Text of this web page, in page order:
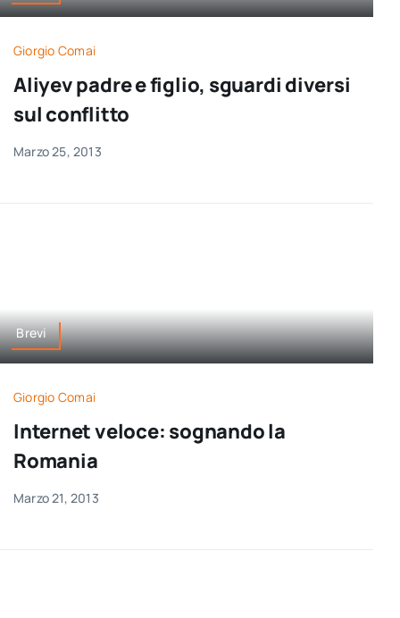
Giorgio Comai
Aliyev padre e figlio, sguardi diversi
sul conflitto
Marzo 25, 2013
Brevi
Giorgio Comai
Internet veloce: sognando la
Romania
Marzo 21, 2013